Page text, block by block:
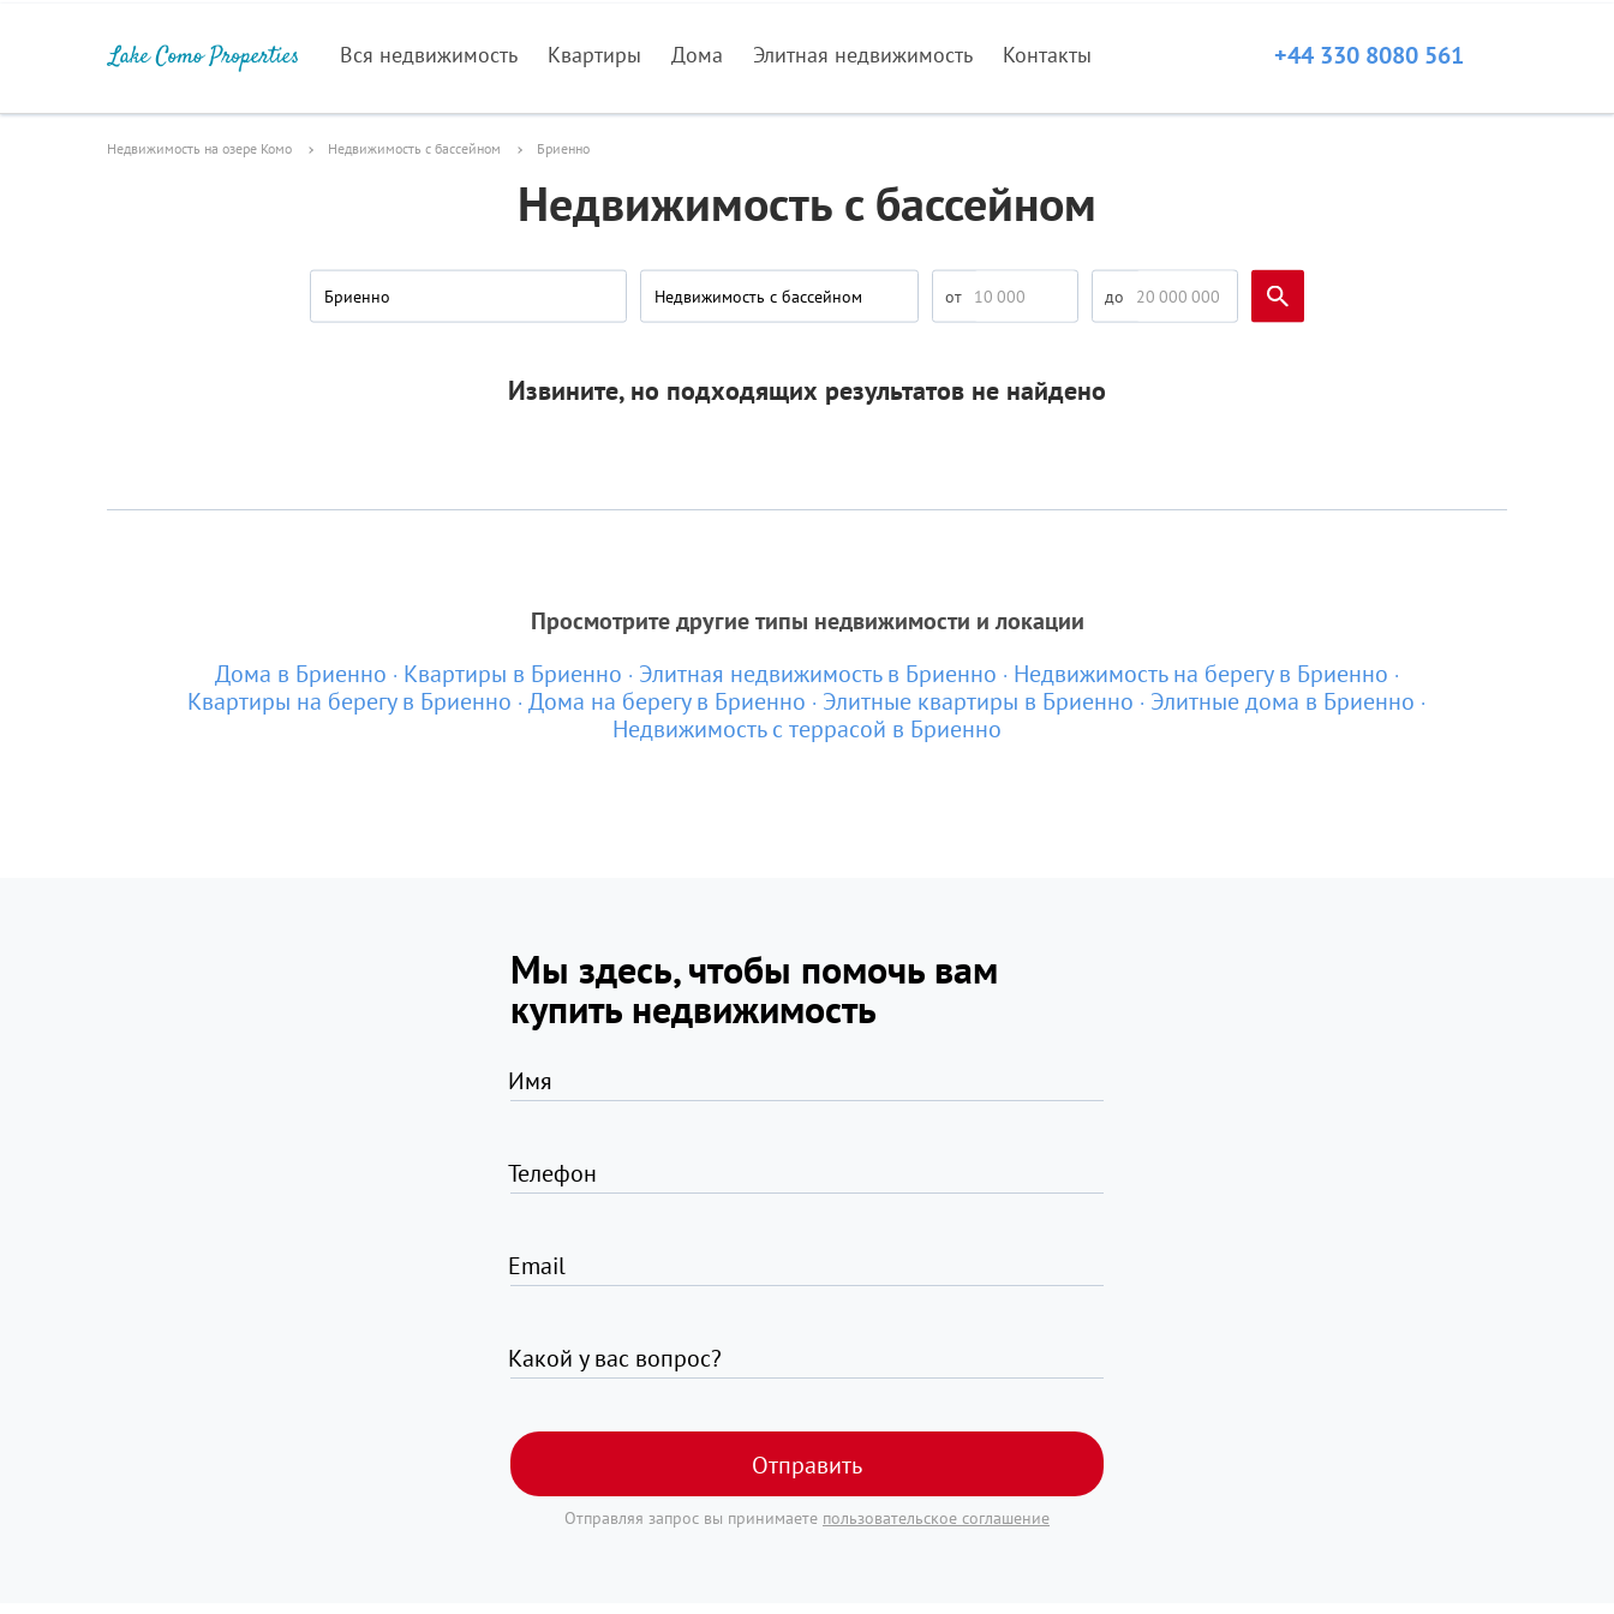
Вся недвижимость Квартиры Дома Элитная недвижимость Контакты +44 330 8080 561
Недвижимость на озере Комо Недвижимость с бассейном Бриенно
Недвижимость с бассейном
Бриенно Недвижимость с бассейном
Извините, но подходящих результатов не найдено
Просмотрите другие типы недвижимости и локации
Дома в Бриенно
Квартиры в Бриенно Элитная недвижимость в Бриенно
Недвижимость на берегу в Бриенно
Квартиры на берегу в Бриенно Дома на берегу в Бриенно Элитные квартиры в Бриенно
Элитные дома в Бриенно
Недвижимость с террасой в Бриенно
Мы здесь, чтобы помочь вам
купить недвижимость
Имя
Телефон
Email
Какой у вас вопрос?
Отправить
Отправляя запрос вы принимаете пользовательское соглашение